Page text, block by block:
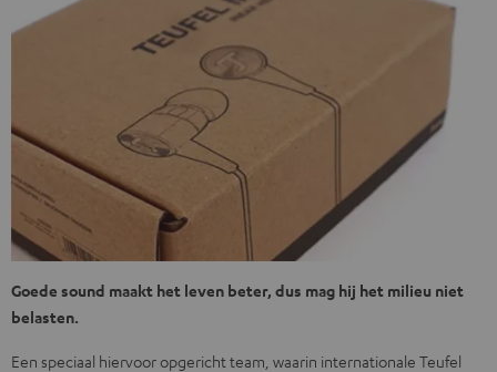
Goede sound maakt het leven beter, dus mag hij het milieu niet
belasten.
Een speciaal hiervoor opgericht team, waarin internationale Teufel